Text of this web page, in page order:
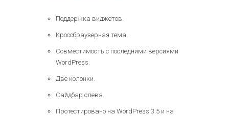
Поддержка виджетов.
Кроссбраузерная тема.
Совместимость с последними версиями
WordPress.
Две колонки.
Сайдбар слева.
Протестировано на WordPress 3.5 и на